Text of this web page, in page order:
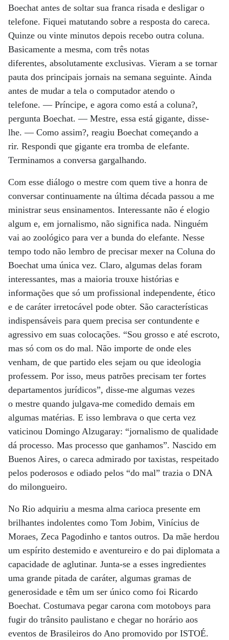
Boechat antes de soltar sua franca risada e desligar o
telefone. Fiquei matutando sobre a resposta do careca.
Quinze ou vinte minutos depois recebo outra coluna.
Basicamente a mesma, com três notas
diferentes, absolutamente exclusivas. Vieram a se tornar
pauta dos principais jornais na semana seguinte. Ainda
antes de mudar a tela o computador atendo o
telefone.— Príncipe, e agora como está a coluna?,
pergunta Boechat.— Mestre, essa está gigante, disse-
lhe.— Como assim?, reagiu Boechat começando a
rir. Respondi que gigante era tromba de elefante.
Terminamos a conversa gargalhando.
Com esse diálogo o mestre com quem tive a honra de
conversar continuamente na última década passou a me
ministrar seus ensinamentos. Interessante não é elogio
algum e, em jornalismo, não significa nada. Ninguém
vai ao zoológico para ver a bunda do elefante. Nesse
tempo todo não lembro de precisar mexer na Coluna do
Boechat uma única vez. Claro, algumas delas foram
interessantes, mas a maioria trouxe histórias e
informações que só um profissional independente, ético
e de caráter irretocável pode obter. São características
indispensáveis para quem precisa ser contundente e
agressivo em suas colocações. “Sou grosso e até escroto,
mas só com os do mal. Não importe de onde eles
venham, de que partido eles sejam ou que ideologia
professem. Por isso, meus patrões precisam ter fortes
departamentos jurídicos”, disse-me algumas vezes
o mestre quando julgava-me comedido demais em
algumas matérias. E isso lembrava o que certa vez
vaticinou Domingo Alzugaray: “jornalismo de qualidade
dá processo. Mas processo que ganhamos”. Nascido em
Buenos Aires, o careca admirado por taxistas, respeitado
pelos poderosos e odiado pelos “do mal” trazia o DNA
do milongueiro.
No Rio adquiriu a mesma alma carioca presente em
brilhantes indolentes como Tom Jobim, Vinícius de
Moraes, Zeca Pagodinho e tantos outros. Da mãe herdou
um espírito destemido e aventureiro e do pai diplomata a
capacidade de aglutinar. Junta-se a esses ingredientes
uma grande pitada de caráter, algumas gramas de
generosidade e têm um ser único como foi Ricardo
Boechat. Costumava pegar carona com motoboys para
fugir do trânsito paulistano e chegar no horário aos
eventos de Brasileiros do Ano promovido por ISTOÉ.